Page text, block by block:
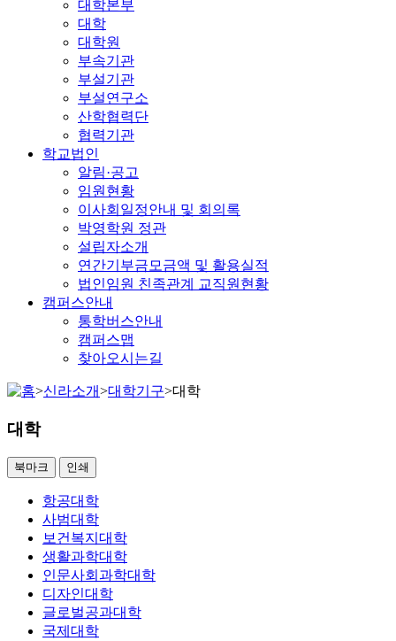
대학본부
대학
대학원
부속기관
부설기관
부설연구소
산학협력단
협력기관
학교법인
알림·공고
임원현황
이사회일정안내 및 회의록
박영학원 정관
설립자소개
연간기부금모금액 및 활용실적
법인임원 친족관계 교직원현황
캠퍼스안내
통학버스안내
캠퍼스맵
찾아오시는길
>신라소개>대학기구>대학
대학
북마크 인쇄
항공대학
사범대학
보건복지대학
생활과학대학
인문사회과학대학
디자인대학
글로벌공과대학
국제대학